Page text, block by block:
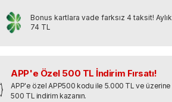
Bonus kartlara vade farksız 4 taksit! Aylık
74 TL
APP'e Özel 500 TL İndirim Fırsatı!
APP'e özel APP500 kodu ile 5.000 TL ve üzerine
500 TL indirim kazanın.